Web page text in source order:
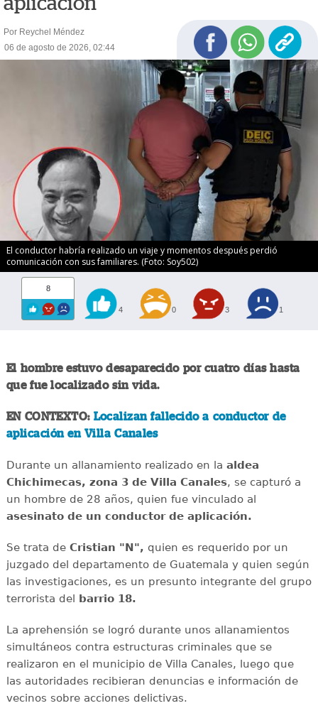
Por Reychel Méndez
06 de agosto de 2026, 02:44
El conductor habría realizado un viaje y momentos después perdió
comunicación con sus familiares. (Foto: Soy502)
8
4 0 3 1
El hombre estuvo desaparecido por cuatro días hasta
que fue localizado sin vida.
EN CONTEXTO:Localizan fallecido a conductor de
aplicación en Villa Canales
Durante un allanamiento realizado en la aldea
Chichimecas, zona 3 de Villa Canales, se capturó a
un hombre de 28 años, quien fue vinculado al
asesinato de un conductor de aplicación.
Se trata de Cristian "N", quien es requerido por un
juzgado del departamento de Guatemala y quien según
las investigaciones, es un presunto integrante del grupo
terrorista del
barrio 18.
La aprehensión se logró durante unos allanamientos
simultáneos contra estructuras criminales que se
realizaron en el municipio de Villa Canales, luego que
las autoridades recibieran denuncias e información de
vecinos sobre acciones delictivas.